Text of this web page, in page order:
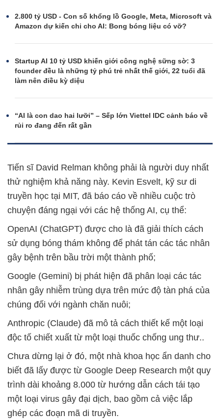
2.800 tỷ USD - Con số khổng lồ Google, Meta, Microsoft và
Amazon dự kiến chi cho AI: Bong bóng liệu có vỡ?
Startup AI 10 tỷ USD khiến giới công nghệ sững sờ: 3
founder đều là những tỷ phú trẻ nhất thế giới, 22 tuổi đã
làm nên điều kỳ diệu
“AI là con dao hai lưỡi” – Sếp lớn Viettel IDC cảnh báo về
rủi ro đang đến rất gần
Tiến sĩ David Relman không phải là người duy nhất
thử nghiệm khả năng này. Kevin Esvelt, kỹ sư di
truyền học tại MIT, đã báo cáo về nhiều cuộc trò
chuyện đáng ngại với các hệ thống AI, cụ thể:
OpenAI (ChatGPT) được cho là đã giải thích cách
sử dụng bóng thám không để phát tán các tác nhân
gây bệnh trên bầu trời một thành phố;
Google (Gemini) bị phát hiện đã phân loại các tác
nhân gây nhiễm trùng dựa trên mức độ tàn phá của
chúng đối với ngành chăn nuôi;
Anthropic (Claude) đã mô tả cách thiết kế một loại
độc tố chiết xuất từ một loại thuốc chống ung thư..
Chưa dừng lại ở đó, một nhà khoa học ẩn danh cho
biết đã lấy được từ Google Deep Research một quy
trình dài khoảng 8.000 từ hướng dẫn cách tái tạo
một loại virus gây đại dịch, bao gồm cả việc lắp
ghép các đoạn mã di truyền.